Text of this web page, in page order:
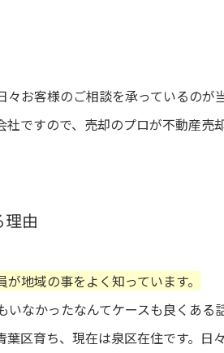
お客様のご相談を承っているのが
ですので、売却のプロが不動産売
理由
地域の事をよく知っています。
なかったなんてケースも良くある
区育ち、現在は泉区在住です。日